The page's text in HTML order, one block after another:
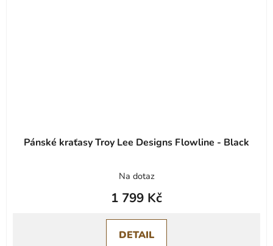
Pánské kraťasy Troy Lee Designs Flowline - Black
Na dotaz
1 799 Kč
DETAIL